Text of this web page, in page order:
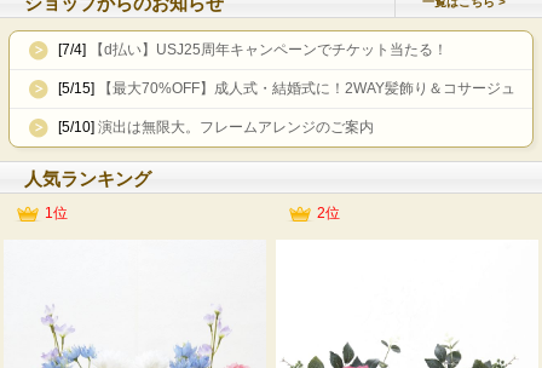
[7/4] 【d払い】USJ25周年キャンペーンでチケット当たる！
[5/15] 【最大70%OFF】成人式・結婚式に！2WAY髪飾り＆コサージュ
[5/10] 演出は無限大。フレームアレンジのご案内
人気ランキング
1位 2位